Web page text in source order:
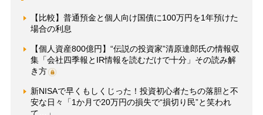
【比較】普通預金と個人向け国債に100万円を1年預けた
場合の利息
【個人資産800億円】“伝説の投資家”清原達郎氏の情報収
集「会社四季報とIR情報を読むだけで十分」その読み解
き方
新NISAで早くもしくじった！投資初心者たちの落胆と不
安な日々「1か月で20万円の損失で“損切り民”と笑われ